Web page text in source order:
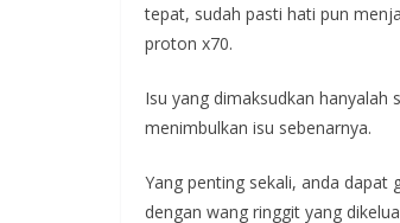
tepat, sudah pasti hati pun
proton x70.
Isu yang dimaksudkan hanyalah
menimbulkan isu sebenarnya.
Yang penting sekali, anda
dengan wang ringgit yang